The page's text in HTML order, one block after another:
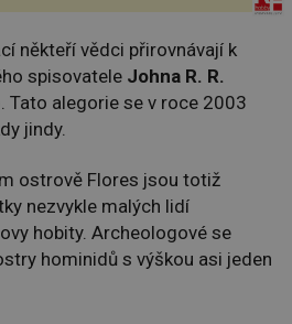
někteří vědci přirovnávají k
spisovatele Johna R. R.
Tato alegorie se v roce 2003
jindy.
ostrově Flores jsou totiž
nezvykle malých lidí
hobity. Archeologové se
hominidů s výškou asi jeden